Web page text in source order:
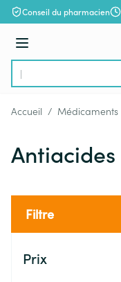
Aller au contenu
Conseil du pharmacien
Menu
Rechercher
Accueil / Médicaments
Antiacides
Filtre
Prix